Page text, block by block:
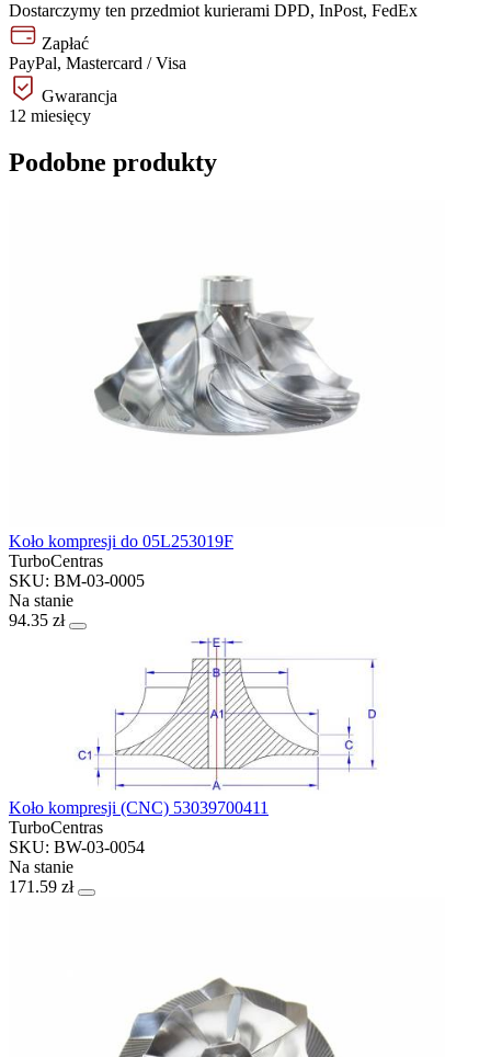
Dostarczymy ten przedmiot kurierami DPD, InPost, FedEx
Zapłać
PayPal, Mastercard / Visa
Gwarancja
12 miesięcy
Podobne produkty
Koło kompresji do 05L253019F
TurboCentras
SKU: BM-03-0005
Na stanie
94.35 zł
Koło kompresji (CNC) 53039700411
TurboCentras
SKU: BW-03-0054
Na stanie
171.59 zł